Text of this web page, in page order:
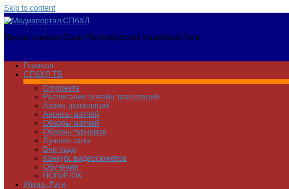
Skip to content
Медиапортал
Портал о жизни Санкт-Петербургской Хоккейной Лиги
Главная
СПбХЛ ТВ
О проекте
Расписание онлайн трансляций
Архив трансляций
Анонсы матчей
Обзоры матчей
Обзоры турниров
Лучшие голы
Вне льда
Конкурс видеосюжетов
Обучение
НОВИЧОК
Жизнь Лиги